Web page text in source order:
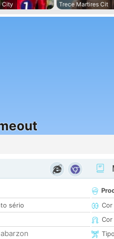
City
Trece Martires Cit
sério